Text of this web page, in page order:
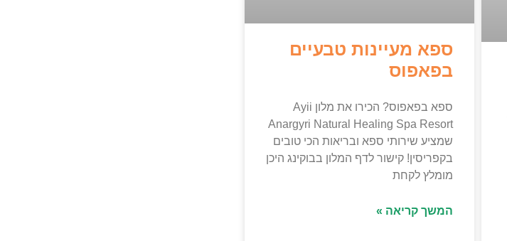
ספא מעיינות טבעיים
בפאפוס
ספא בפאפוס? הכירו את מלון Ayii
Anargyri Natural Healing Spa Resort
שמציע שירותי ספא ובריאות הכי טובים
בקפריסין! קישור לדף המלון בבוקינג היכן
מומלץ לקחת
המשך קריאה »